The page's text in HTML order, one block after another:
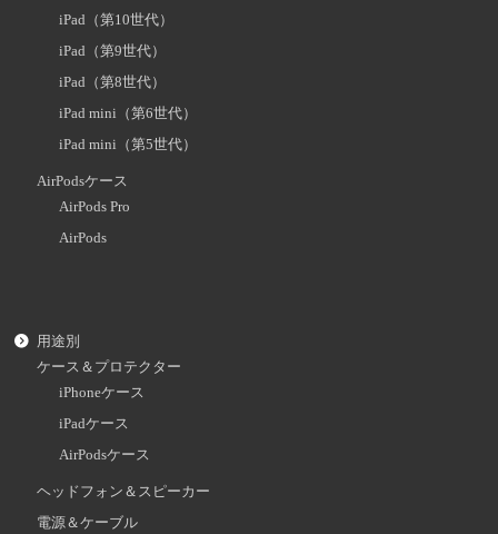
iPad（第10世代）
iPad（第9世代）
iPad（第8世代）
iPad mini（第6世代）
iPad mini（第5世代）
AirPodsケース
AirPods Pro
AirPods
用途別
ケース＆プロテクター
iPhoneケース
iPadケース
AirPodsケース
ヘッドフォン＆スピーカー
電源＆ケーブル